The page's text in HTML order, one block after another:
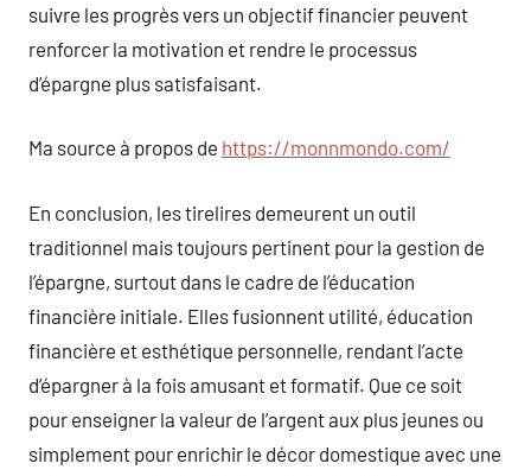
suivre les progrès vers un objectif financier peuvent
renforcer la motivation et rendre le processus
d’épargne plus satisfaisant.
Ma source à propos de https://monnmondo.com/
En conclusion, les tirelires demeurent un outil
traditionnel mais toujours pertinent pour la gestion de
l’épargne, surtout dans le cadre de l’éducation
financière initiale. Elles fusionnent utilité, éducation
financière et esthétique personnelle, rendant l’acte
d’épargner à la fois amusant et formatif. Que ce soit
pour enseigner la valeur de l’argent aux plus jeunes ou
simplement pour enrichir le décor domestique avec une